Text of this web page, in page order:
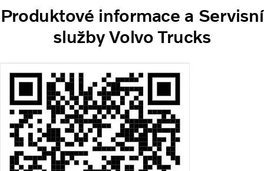
Produktové informace a Servisní
služby Volvo Trucks